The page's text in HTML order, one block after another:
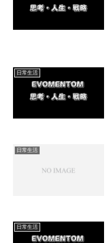
日常生活
日常生活
日常生活